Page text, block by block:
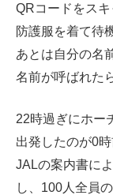
QRコードをスキ
防護服を着て待
あとは自分の名
名前が呼ばれた
22時過ぎにホー
出発したのが0時
JALの案内書に
し、100人全員